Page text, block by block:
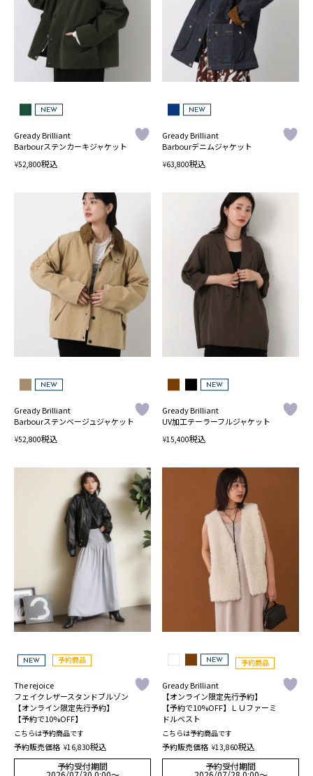
NEW
Gready Brilliant
Barbourステンカーキジャケット
¥52,800税込
NEW
Gready Brilliant
Barbourデニムジャケット
¥63,800税込
NEW
Gready Brilliant
Barbourステンベージュジャケット
¥52,800税込
NEW
Gready Brilliant
UV加工テーラーフルジャケット
¥15,400税込
NEW 予約商品
The rejoice
フェイクレザースタンドブルゾン
【オンライン限定先行予約】
【予約で10%OFF】
こちらは予約商品です
予約販売価格 ¥16,830税込
予約受付期間
NEW 予約商品
Gready Brilliant
【オンライン限定先行予約】
【予約で10%OFF】ＬＵファーミ
ドルベスト
こちらは予約商品です
予約販売価格 ¥13,860税込
予約受付期間